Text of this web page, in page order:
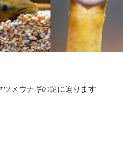
メウナギの謎に迫ります